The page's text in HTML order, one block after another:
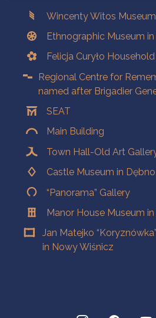
Wincenty Witos Museum
Ethnographic Museum in
Felicja Curyło
Regional Centre for
named after Brigadier
SEAT
Main Building
Town Hall-Old Art
Castle Museum in Dębno
“Panorama” Gallery
Manor House Museum in
Jan Matejko
in Nowy Wiśnicz